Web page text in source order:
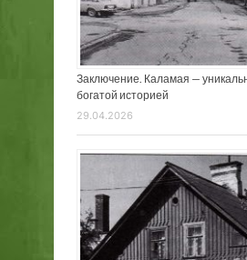
Заключение. Каламая —
богатой историей
29.04.2026